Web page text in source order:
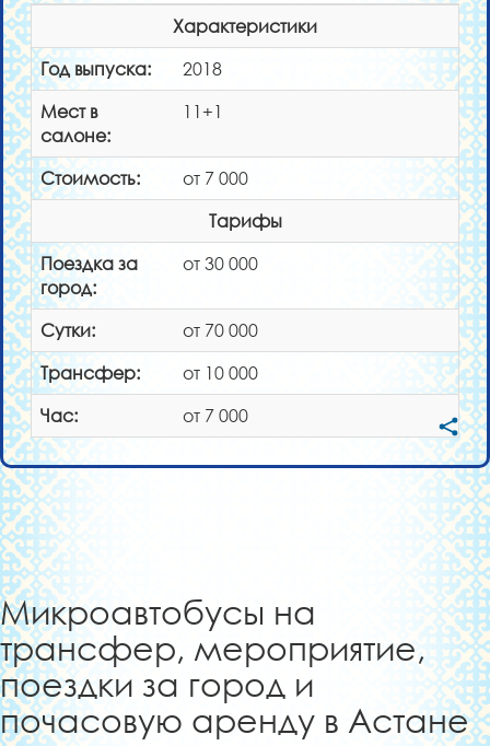
Характеристики
Год выпуска:
2018
Мест в
салоне:
11+1
Стоимость:
от 7 000
Тарифы
Поездка за
город:
от 30 000
Сутки:
от 70 000
Трансфер:
от 10 000
Час:
от 7 000
Микроавтобусы на
трансфер, мероприятие,
поездки за город и
почасовую аренду в Астане